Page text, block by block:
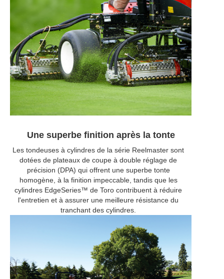
Une superbe finition après la tonte
Les tondeuses à cylindres de la série Reelmaster sont
dotées de plateaux de coupe à double réglage de
précision (DPA) qui offrent une superbe tonte
homogène, à la finition impeccable, tandis que les
cylindres EdgeSeries™ de Toro contribuent à réduire
l'entretien et à assurer une meilleure résistance du
tranchant des cylindres.